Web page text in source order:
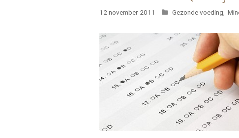
12 november 2011 Categorieën
Gezonde voeding